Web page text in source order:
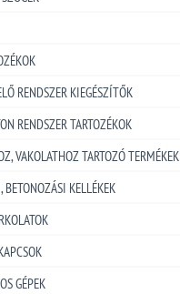
RENDSZER KIEGÉSZÍTŐK
RENDSZER TARTOZÉKOK
VAKOLATHOZ TARTOZÓ TERMÉKEK
BETONOZÁSI KELLÉKEK
GÉPEK